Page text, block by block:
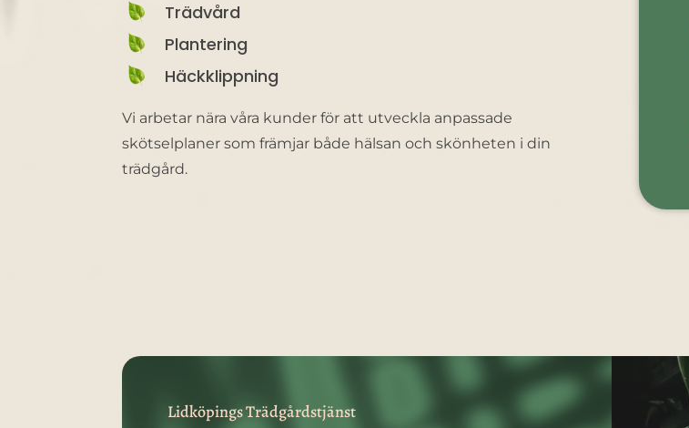
Trädvård
Plantering
Häckklippning
Vi arbetar nära våra kunder för att utveckla anpassade
skötselplaner som främjar både hälsan och skönheten i din
trädgård.
Lidköpings Trädgårdstjänst